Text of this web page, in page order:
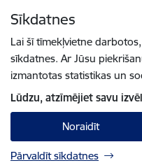
Sīkdatnes
Lai šī tīmekļvietne
sīkdatnes. Ar Jūsu
izmantotas statistikas un
Lūdzu, atzīmējiet savu
Noraidīt
Pārvaldīt sīkdatnes